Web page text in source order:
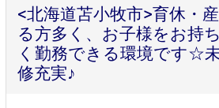
<北海道苫小牧市>育休・
る方多く、お子様をお持
く勤務できる環境です☆
修充実♪